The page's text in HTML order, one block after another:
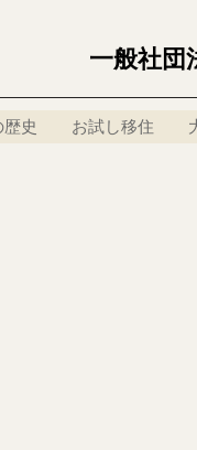
一般社
史 お試し移住